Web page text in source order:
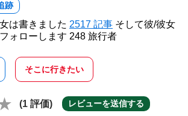
跡
は書きました 2517 記事 そして彼/彼女
ォローします 248 旅行者
そこに行きたい
(1 評価) レビューを送信する